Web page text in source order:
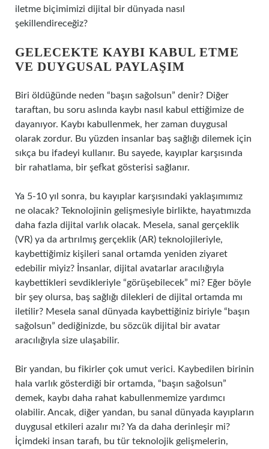
iletme biçimimizi dijital bir dünyada nasıl
şekillendireceğiz?
GELECEKTE KAYBI KABUL ETME
VE DUYGUSAL PAYLAŞIM
Biri öldüğünde neden “başın sağolsun” denir? Diğer
taraftan, bu soru aslında kaybı nasıl kabul ettiğimize de
dayanıyor. Kaybı kabullenmek, her zaman duygusal
olarak zordur. Bu yüzden insanlar baş sağlığı dilemek için
sıkça bu ifadeyi kullanır. Bu sayede, kayıplar karşısında
bir rahatlama, bir şefkat gösterisi sağlanır.
Ya 5-10 yıl sonra, bu kayıplar karşısındaki yaklaşımımız
ne olacak? Teknolojinin gelişmesiyle birlikte, hayatımızda
daha fazla dijital varlık olacak. Mesela, sanal gerçeklik
(VR) ya da artırılmış gerçeklik (AR) teknolojileriyle,
kaybettiğimiz kişileri sanal ortamda yeniden ziyaret
edebilir miyiz? İnsanlar, dijital avatarlar aracılığıyla
kaybettikleri sevdikleriyle “görüşebilecek” mi? Eğer böyle
bir şey olursa, baş sağlığı dilekleri de dijital ortamda mı
iletilir? Mesela sanal dünyada kaybettiğiniz biriyle “başın
sağolsun” dediğinizde, bu sözcük dijital bir avatar
aracılığıyla size ulaşabilir.
Bir yandan, bu fikirler çok umut verici. Kaybedilen birinin
hala varlık gösterdiği bir ortamda, “başın sağolsun”
demek, kaybı daha rahat kabullenmemize yardımcı
olabilir. Ancak, diğer yandan, bu sanal dünyada kayıpların
duygusal etkileri azalır mı? Ya da daha derinleşir mi?
İçimdeki insan tarafı, bu tür teknolojik gelişmelerin,